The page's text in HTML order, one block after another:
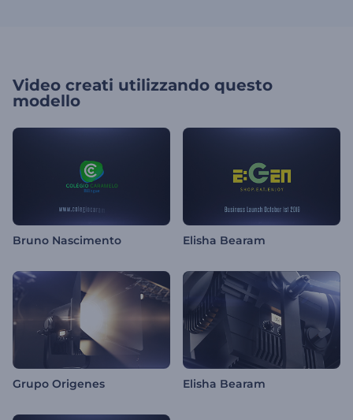
Video creati utilizzando questo
modello
Bruno Nascimento Elisha Bearam
Grupo Origenes Elisha Bearam